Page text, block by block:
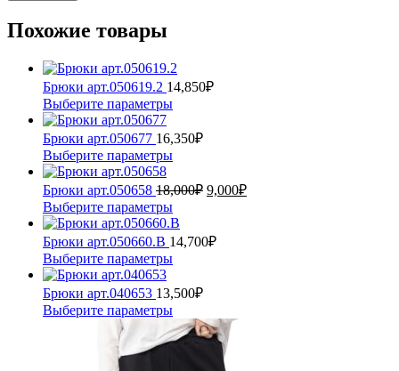
Похожие товары
Брюки арт.050619.2 14,850₽
Выберите параметрыЭтот
имеет
несколько
вариаций.
Опции
можно
выбрать
на
странице
товара.
Брюки арт.050677 16,350₽
Выберите параметрыЭтот
имеет
несколько
вариаций.
Опции
можно
выбрать
странице
товара.
Брюки арт.050658 18,000₽ Первоначальная
18,000₽.
9,000₽Текущая
Выберите параметрыЭтот
товар
имеет
несколько
вариаций.
Опции
можно
выбрать
на
странице
Брюки арт.050660.В 14,700₽
Выберите параметрыЭтот
имеет
несколько
вариаций.
Опции
Брюки арт.040653 13,500₽
Выберите параметрыЭтот
товар
имеет
несколько